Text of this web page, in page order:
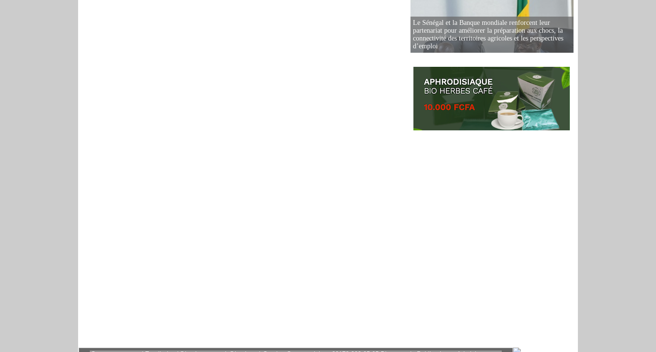
Le Sénégal et la Banque mondiale renforcent leur
partenariat pour améliorer la préparation aux chocs, la
connectivité des territoires agricoles et les perspectives
d’emploi